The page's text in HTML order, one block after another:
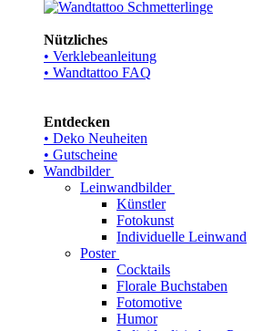
Nützliches
• Verklebeanleitung
• Wandtattoo FAQ
Entdecken
• Deko Neuheiten
• Gutscheine
Wandbilder
Leinwandbilder
Künstler
Fotokunst
Individuelle Leinwand
Poster
Cocktails
Florale Buchstaben
Fotomotive
Humor